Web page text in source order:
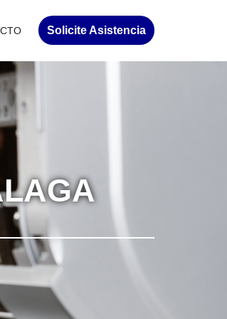
Solicite Asistencia